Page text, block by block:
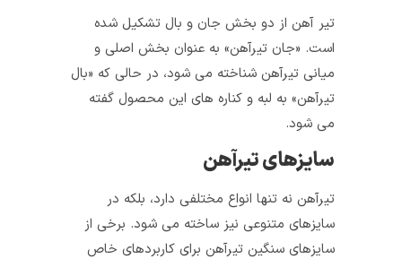
تیر آهن از دو بخش جان و بال تشکیل شده
است. «جان تیرآهن» به عنوان بخش اصلی و
میانی تیرآهن شناخته می شود، در حالی که «بال
تیرآهن» به لبه‌ و کناره‌ های این محصول گفته
سایزهای تیرآهن
تیرآهن نه تنها انواع مختلفی دارد، بلکه در
سایزهای متنوعی نیز ساخته می شود. برخی از
سایزهای سنگین تیرآهن برای کاربردهای خاص